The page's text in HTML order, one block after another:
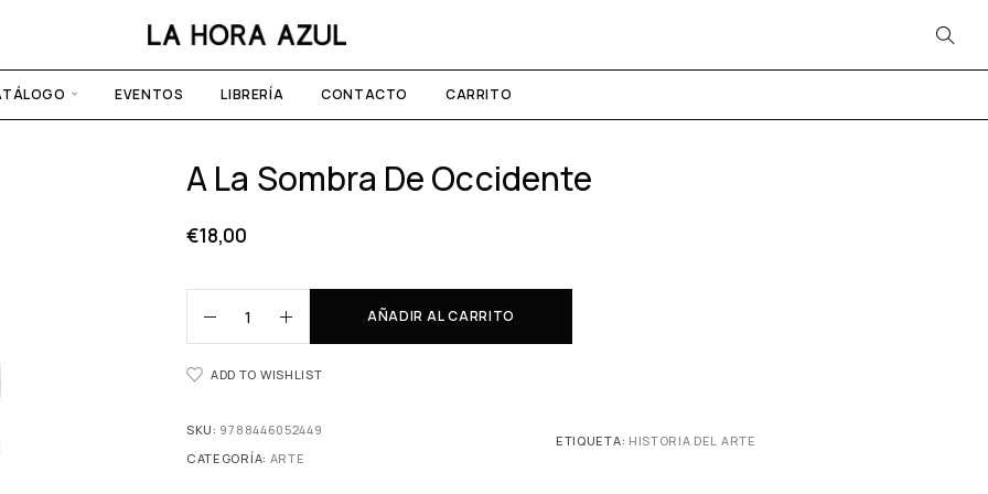
EVENTOS LIBRERÍA CONTACTO CARRITO
A La Sombra De Occidente
€18,00
AÑADIR AL CARRITO
ADD TO WISHLIST
SKU: 9788446052449
CATEGORÍA: ARTE
ETIQUETA: HISTORIA DEL ARTE